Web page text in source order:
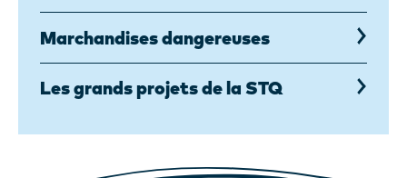
Marchandises dangereuses
Les grands projets de la STQ